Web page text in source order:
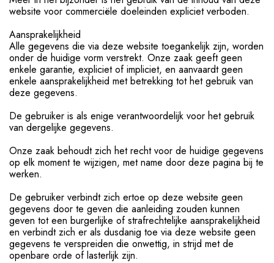
website voor commerciële doeleinden expliciet verboden.
Aansprakelijkheid
Alle gegevens die via deze website toegankelijk zijn, worden
onder de huidige vorm verstrekt. Onze zaak geeft geen
enkele garantie, expliciet of impliciet, en aanvaardt geen
enkele aansprakelijkheid met betrekking tot het gebruik van
deze gegevens.
De gebruiker is als enige verantwoordelijk voor het gebruik
van dergelijke gegevens.
Onze zaak behoudt zich het recht voor de huidige gegevens
op elk moment te wijzigen, met name door deze pagina bij te
werken.
De gebruiker verbindt zich ertoe op deze website geen
gegevens door te geven die aanleiding zouden kunnen
geven tot een burgerlijke of strafrechtelijke aansprakelijkheid
en verbindt zich er als dusdanig toe via deze website geen
gegevens te verspreiden die onwettig, in strijd met de
openbare orde of lasterlijk zijn.